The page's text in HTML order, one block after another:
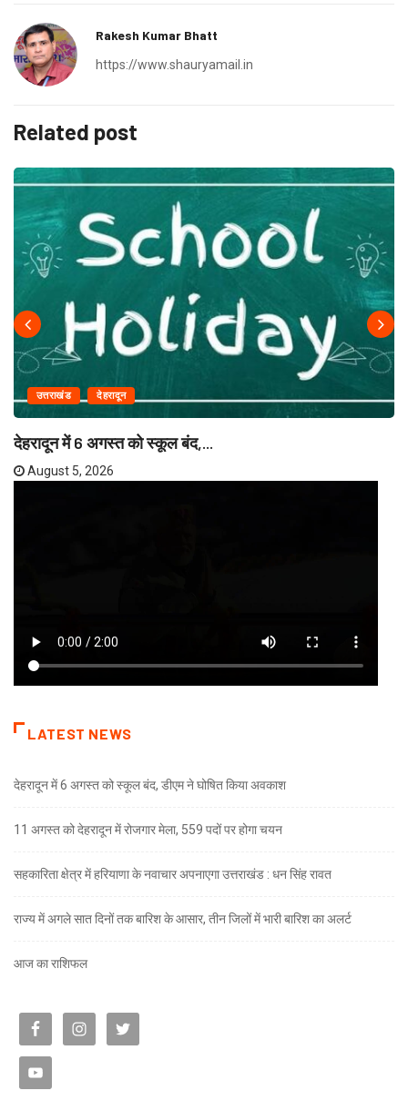
Rakesh Kumar Bhatt
https://www.shauryamail.in
Related post
उत्तराखंड देहरादून
देहरादून में 6 अगस्त को स्कूल बंद,...
August 5, 2026
LATEST NEWS
देहरादून में 6 अगस्त को स्कूल बंद, डीएम ने घोषित किया अवकाश
11 अगस्त को देहरादून में रोजगार मेला, 559 पदों पर होगा चयन
सहकारिता क्षेत्र में हरियाणा के नवाचार अपनाएगा उत्तराखंड : धन सिंह रावत
राज्य में अगले सात दिनों तक बारिश के आसार, तीन जिलों में भारी बारिश का अलर्ट
आज का राशिफल